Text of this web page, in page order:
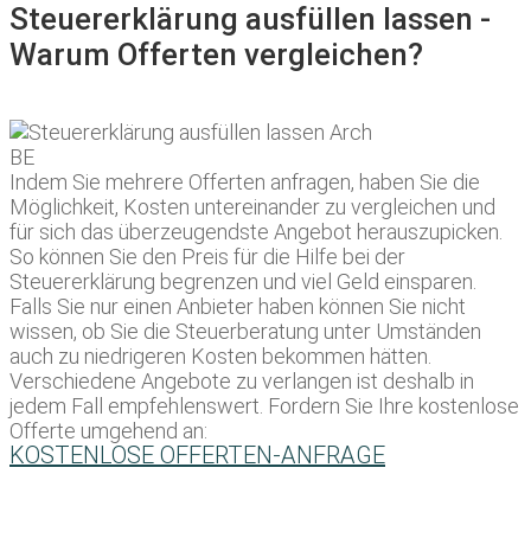
Steuererklärung ausfüllen lassen -
Warum Offerten vergleichen?
Indem Sie mehrere Offerten anfragen, haben Sie die
Möglichkeit, Kosten untereinander zu vergleichen und
für sich das überzeugendste Angebot herauszupicken.
So können Sie den Preis für die Hilfe bei der
Steuererklärung begrenzen und viel Geld einsparen.
Falls Sie nur einen Anbieter haben können Sie nicht
wissen, ob Sie die Steuerberatung unter Umständen
auch zu niedrigeren Kosten bekommen hätten.
Verschiedene Angebote zu verlangen ist deshalb in
jedem Fall empfehlenswert. Fordern Sie Ihre kostenlose
Offerte umgehend an:
KOSTENLOSE OFFERTEN-ANFRAGE